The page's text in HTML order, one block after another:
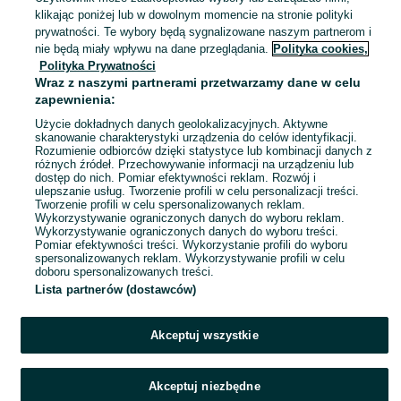
Gliwice, Śródmieście
31 lipca 2026
15.6"/ Intel i5-4200M-3.1GHz/
495,61 zł z Pakietem Ochronnym
Gliwice, Śródmieście
31 lipca 2026
1 2 3 4
klikając poniżej lub w dowolnym momencie na stronie polityki
prywatności. Te wybory będą sygnalizowane naszym partnerom i
nie będą miały wpływu na dane przeglądania. Polityka cookies,
Polityka Prywatności
Wraz z naszymi partnerami przetwarzamy dane w celu
zapewnienia:
Użycie dokładnych danych geolokalizacyjnych. Aktywne
skanowanie charakterystyki urządzenia do celów identyfikacji.
Rozumienie odbiorców dzięki statystyce lub kombinacji danych z
różnych źródeł. Przechowywanie informacji na urządzeniu lub
dostęp do nich. Pomiar efektywności reklam. Rozwój i
ulepszanie usług. Tworzenie profili w celu personalizacji treści.
Tworzenie profili w celu spersonalizowanych reklam.
Wykorzystywanie ograniczonych danych do wyboru reklam.
Wykorzystywanie ograniczonych danych do wyboru treści.
Pomiar efektywności treści. Wykorzystanie profili do wyboru
spersonalizowanych reklam. Wykorzystywanie profili w celu
doboru spersonalizowanych treści.
Lista partnerów (dostawców)
Akceptuj wszystkie
Akceptuj niezbędne